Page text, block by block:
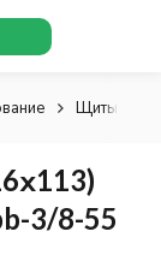
Щиты и
3/8-55